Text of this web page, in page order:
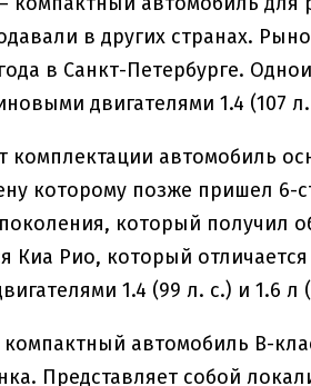
в других странах.
в Санкт-Петербурге.
двигателями 1.4 (107 л.
комплектации автомобиль
которому позже пришел 6-
который
Киа Рио, который
1.4 (99 л. с.) и 1.6 л
компактный автомобиль В-
Представляет собой